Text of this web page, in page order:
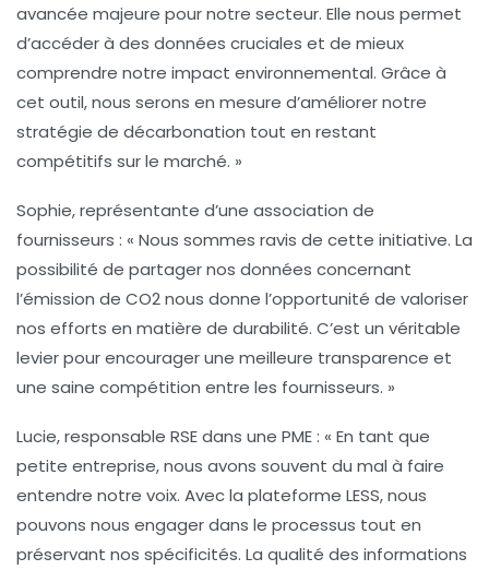
avancée majeure pour notre secteur. Elle nous permet
d’accéder à des données cruciales et de mieux
comprendre notre impact environnemental. Grâce à
cet outil, nous serons en mesure d’améliorer notre
stratégie de décarbonation tout en restant
compétitifs sur le marché. »
Sophie, représentante d’une association de
fournisseurs : « Nous sommes ravis de cette initiative. La
possibilité de partager nos données concernant
l’émission de CO2nous donne l’opportunité de valoriser
nos efforts en matière de durabilité. C’est un véritable
levier pour encourager une meilleure transparence et
une saine compétition entre les fournisseurs. »
Lucie, responsable RSE dans une PME : « En tant que
petite entreprise, nous avons souvent du mal à faire
entendre notre voix. Avec la plateforme LESS, nous
pouvons nous engager dans le processus tout en
préservant nos spécificités. La qualité des informations